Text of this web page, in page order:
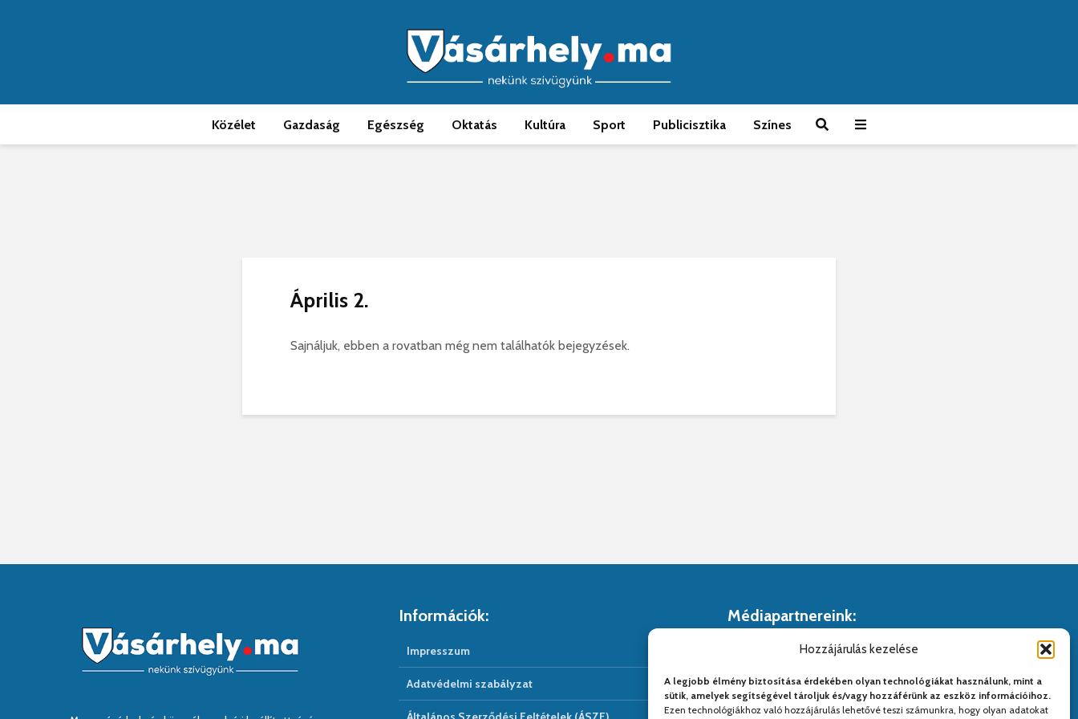
Hozzájárulás kezelése
A legjobb élmény biztosítása érdekében olyan technológiákat használunk, mint a
sütik, amelyek segítségével tároljuk és/vagy hozzáférünk az eszköz információihoz.
Ezen technológiákhoz való hozzájárulás lehetővé teszi számunkra, hogy olyan adatokat
Közélet Gazdaság Egészség Oktatás Kultúra Sport Publicisztika Színes
Április 2.
Sajnáljuk, ebben a rovatban még nem találhatók bejegyzések.
Információk:
Impresszum
Adatvédelmi szabályzat
Médiapartnereink: